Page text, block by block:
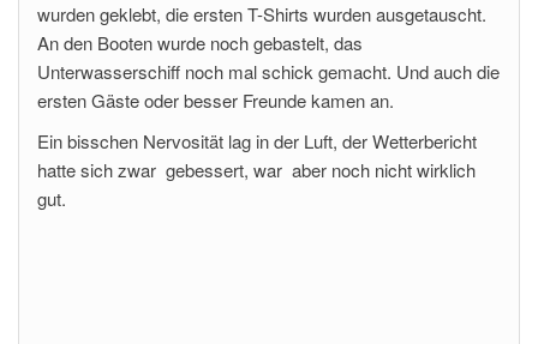
wurden geklebt, die ersten T-Shirts wurden ausgetauscht.
An den Booten wurde noch gebastelt, das
Unterwasserschiff noch mal schick gemacht. Und auch die
ersten Gäste oder besser Freunde kamen an.
Ein bisschen Nervosität lag in der Luft, der Wetterbericht
hatte sich zwar gebessert, war aber noch nicht wirklich
gut.